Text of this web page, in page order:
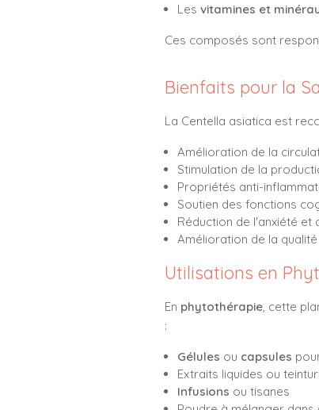
Les vitamines et
Ces composés sont
Bienfaits pour la
La Centella asiatica est
Amélioration de la
Stimulation de la
Propriétés anti-
Soutien des fonctions
Réduction de l'anxiété et
Amélioration de la
Utilisations en
En phytothérapie, cette
:
Gélules ou capsules
Extraits liquides ou
Infusions ou tisanes